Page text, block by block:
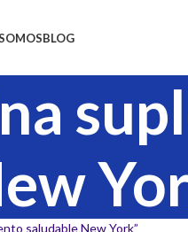
BLOG
saludable New York”